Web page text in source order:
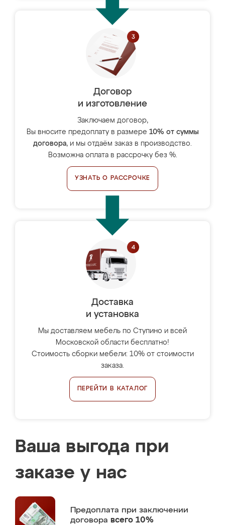
Договор
и изготовление
Заключаем договор,
Вы вносите предоплату в размере 10% от суммы
договора, и мы отдаём заказ в производство.
Возможна оплата в рассрочку без %.
УЗНАТЬ О РАССРОЧКЕ
Доставка
и установка
Мы доставляем мебель по Ступино и всей
Московской области бесплатно!
Стоимость сборки мебели: 10% от стоимости
заказа.
ПЕРЕЙТИ В КАТАЛОГ
Ваша выгода при
заказе у нас
Предоплата при заключении
договора всего 10%